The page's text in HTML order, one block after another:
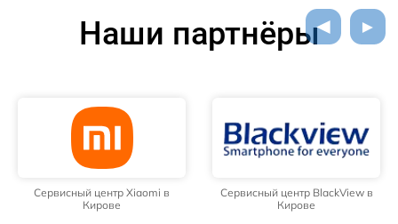
Наши партнёры
Сервисный центр Xiaomi в
Кирове
Сервисный центр BlackView в
Кирове